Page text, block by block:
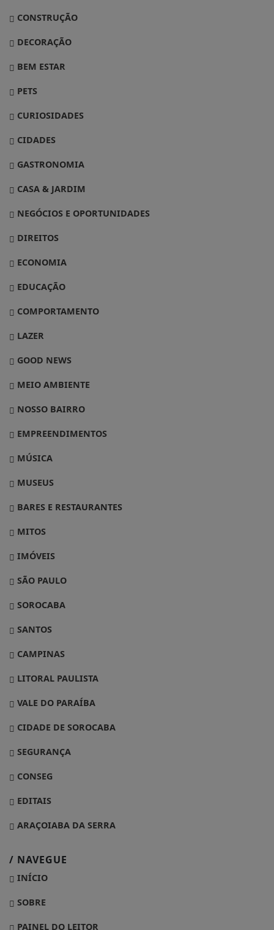
CONSTRUÇÃO
DECORAÇÃO
BEM ESTAR
PETS
CURIOSIDADES
CIDADES
GASTRONOMIA
CASA & JARDIM
NEGÓCIOS E OPORTUNIDADES
DIREITOS
ECONOMIA
EDUCAÇÃO
COMPORTAMENTO
LAZER
GOOD NEWS
MEIO AMBIENTE
NOSSO BAIRRO
EMPREENDIMENTOS
MÚSICA
MUSEUS
BARES E RESTAURANTES
MITOS
IMÓVEIS
SÃO PAULO
SOROCABA
SANTOS
CAMPINAS
LITORAL PAULISTA
VALE DO PARAÍBA
CIDADE DE SOROCABA
SEGURANÇA
CONSEG
EDITAIS
ARAÇOIABA DA SERRA
/ NAVEGUE
INÍCIO
SOBRE
PAINEL DO LEITOR